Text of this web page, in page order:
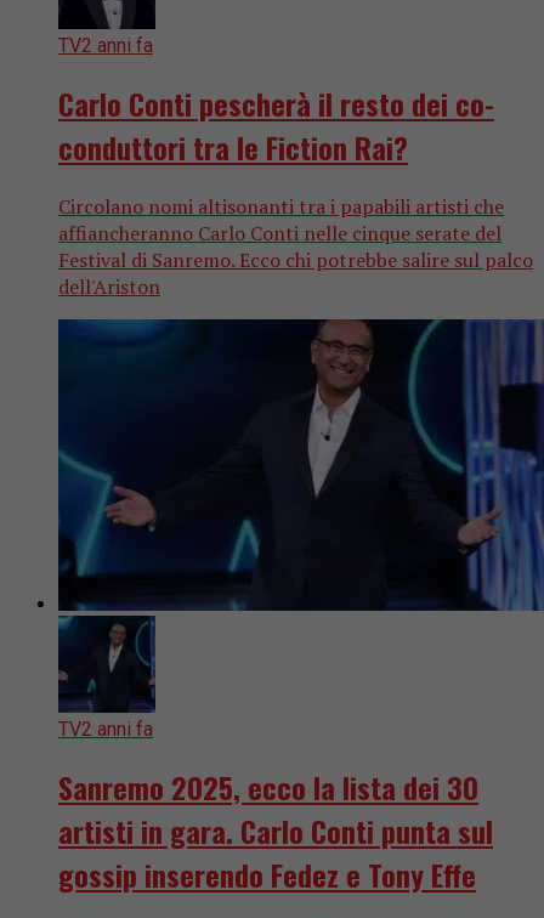
TV2 anni fa
Carlo Conti pescherà il resto dei co-
conduttori tra le Fiction Rai?
Circolano nomi altisonanti tra i papabili artisti che
affiancheranno Carlo Conti nelle cinque serate del
Festival di Sanremo. Ecco chi potrebbe salire sul palco
dell'Ariston
TV2 anni fa
Sanremo 2025, ecco la lista dei 30
artisti in gara. Carlo Conti punta sul
gossip inserendo Fedez e Tony Effe